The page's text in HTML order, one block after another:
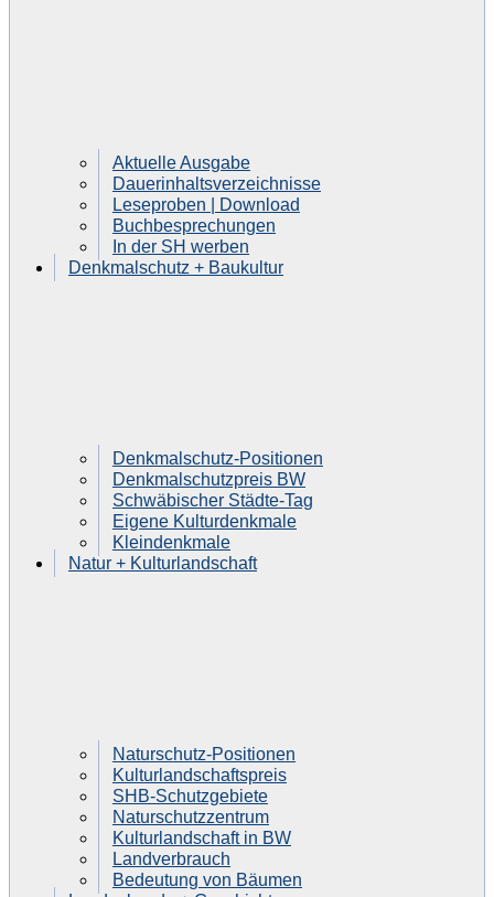
Aktuelle Ausgabe
Dauerinhaltsverzeichnisse
Leseproben | Download
Buchbesprechungen
In der SH werben
Denkmalschutz + Baukultur
Denkmalschutz-Positionen
Denkmalschutzpreis BW
Schwäbischer Städte-Tag
Eigene Kulturdenkmale
Kleindenkmale
Natur + Kulturlandschaft
Naturschutz-Positionen
Kulturlandschaftspreis
SHB-Schutzgebiete
Naturschutzzentrum
Kulturlandschaft in BW
Landverbrauch
Bedeutung von Bäumen